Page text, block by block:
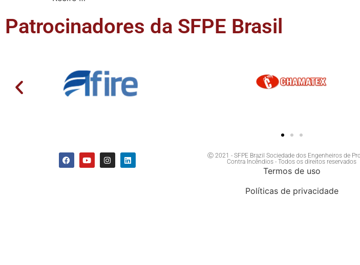
Patrocinadores da SFPE Brasil
Ⓒ 2021 - SFPE Brazil Sociedade dos Engenheiros de
Contra Incêndios - Todos os direitos reservados
Termos de uso
Políticas de privacidade